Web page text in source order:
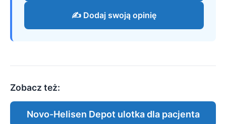
✍️ Dodaj swoją opinię
Zobacz też:
Novo-Helisen Depot ulotka dla pacjenta